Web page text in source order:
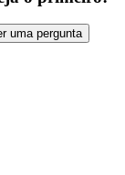
uma pergunta